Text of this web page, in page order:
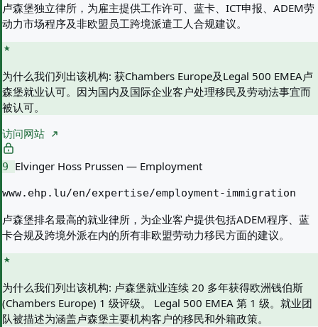
卢森堡独立律所，为雇主提供工作许可、蓝卡、ICT申报、ADEM劳
动力市场程序及非欧盟员工跨境派遣工人合规建议。
为什么我们列出该机构: 获Chambers Europe及Legal 500 EMEA卢
森堡就业认可。因为国内及国际企业客户处理移民及劳动法事宜而
被认可。
访问网站
9 Elvinger Hoss Prussen — Employment
www.ehp.lu/en/expertise/employment-immigration
卢森堡排名最高的就业律所，为企业客户提供包括ADEM程序、蓝
卡合规及跨境外派在内的所有非欧盟劳动力移民方面的建议。
为什么我们列出该机构: 卢森堡就业连续 20 多年获得欧洲钱伯斯
(Chambers Europe) 1 级评级。 Legal 500 EMEA 第 1 级。就业团
队被描述为涵盖卢森堡主要机构客户的移民和外籍政策。